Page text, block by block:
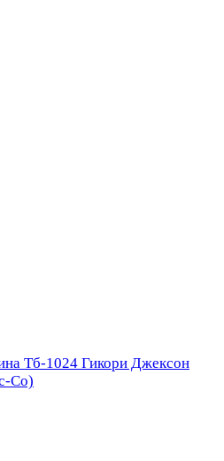
Тб-1024 Гикори Джексон
Со)